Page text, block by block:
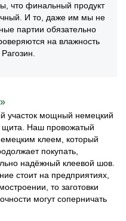
что финальный продукт
И то, даже им мы не
партии обязательно
на влажность
участок мощный немецкий
щита. Наш провожатый
клеем, который
покупать,
надёжный клеевой шов.
стоит на предприятиях,
то заготовки
могут соперничать